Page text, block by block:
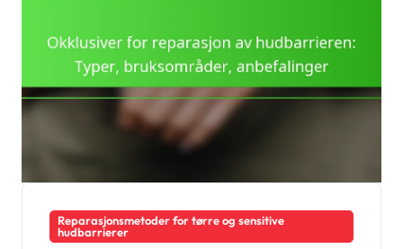
Reparasjonsmetoder for tørre og sensitive
hudbarrierer